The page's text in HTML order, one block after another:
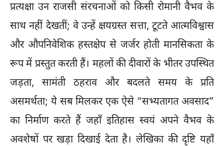
प्रत्यक्षा उन राजसी संरचनाओं को किसी रोमानी वैभव के
साथ नहीं देखतीं; वे उन्हें क्षयग्रस्त सत्ता, टूटते आत्मविश्वास
और औपनिवेशिक हस्तक्षेप से जर्जर होती मानसिकता के
रूप में प्रस्तुत करती हैं। महलों की दीवारों के भीतर उपस्थित
जड़ता, सामंती ठहराव और बदलते समय के प्रति
असमर्थता; ये सब मिलकर एक ऐसे “सभ्यतागत अवसाद”
का निर्माण करते हैं जहाँ इतिहास स्वयं अपने वैभव के
अवशेषों पर खड़ा दिखाई देता है। लेखिका की दृष्टि यहाँ